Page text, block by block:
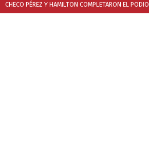
CHECO PÉREZ Y HAMILTON COMPLETARON EL PODIO